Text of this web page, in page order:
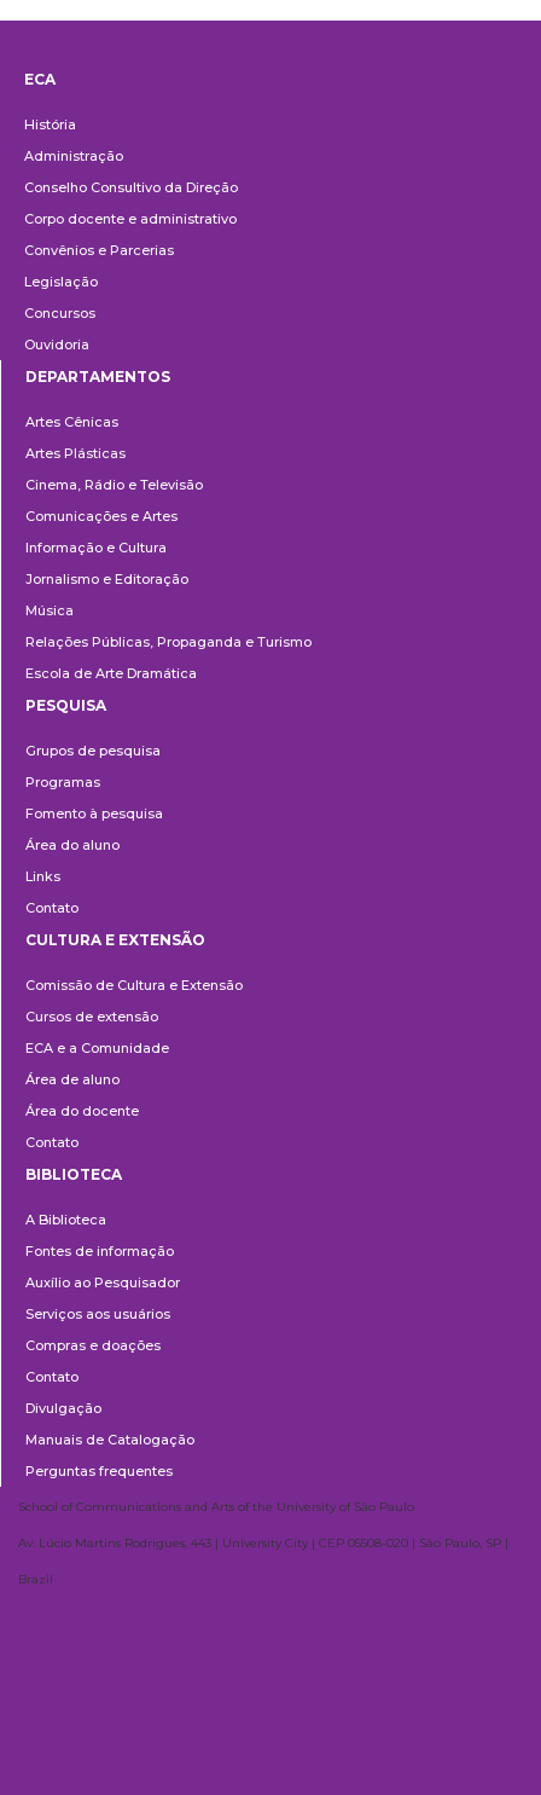
ECA
História
Administração
Conselho Consultivo da Direção
Corpo docente e administrativo
Convênios e Parcerias
Legislação
Concursos
Ouvidoria
DEPARTAMENTOS
Artes Cênicas
Artes Plásticas
Cinema, Rádio e Televisão
Comunicações e Artes
Informação e Cultura
Jornalismo e Editoração
Música
Relações Públicas, Propaganda e Turismo
Escola de Arte Dramática
PESQUISA
Grupos de pesquisa
Programas
Fomento à pesquisa
Área do aluno
Links
Contato
e
Extensão
CULTURA E EXTENSÃO
Comissão de Cultura e Extensão
Cursos de extensão
ECA e a Comunidade
Área de aluno
Área do docente
Contato
BIBLIOTECA
A Biblioteca
Fontes de informação
Auxílio ao Pesquisador
Serviços aos usuários
Compras e doações
Contato
Divulgação
Manuais de Catalogação
Perguntas frequentes
School of Communications and Arts of the University of São Paulo
Av. Lúcio Martins Rodrigues, 443 | University City | CEP 05508-020 | São Paulo, SP |
Brazil